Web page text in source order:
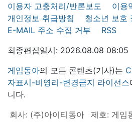
이용자 고충처리/반론보도
이용
개인정보 취급방침
청소년 보호
E-MAIL 주소 수집 거부
RSS
최종편집일시: 2026.08.08 08:05
게임동아의 모든 콘텐츠(기사)는
자표시-비영리-변경금지 라이선스
니다.
회사: (주)아이티동아
제호: 게임